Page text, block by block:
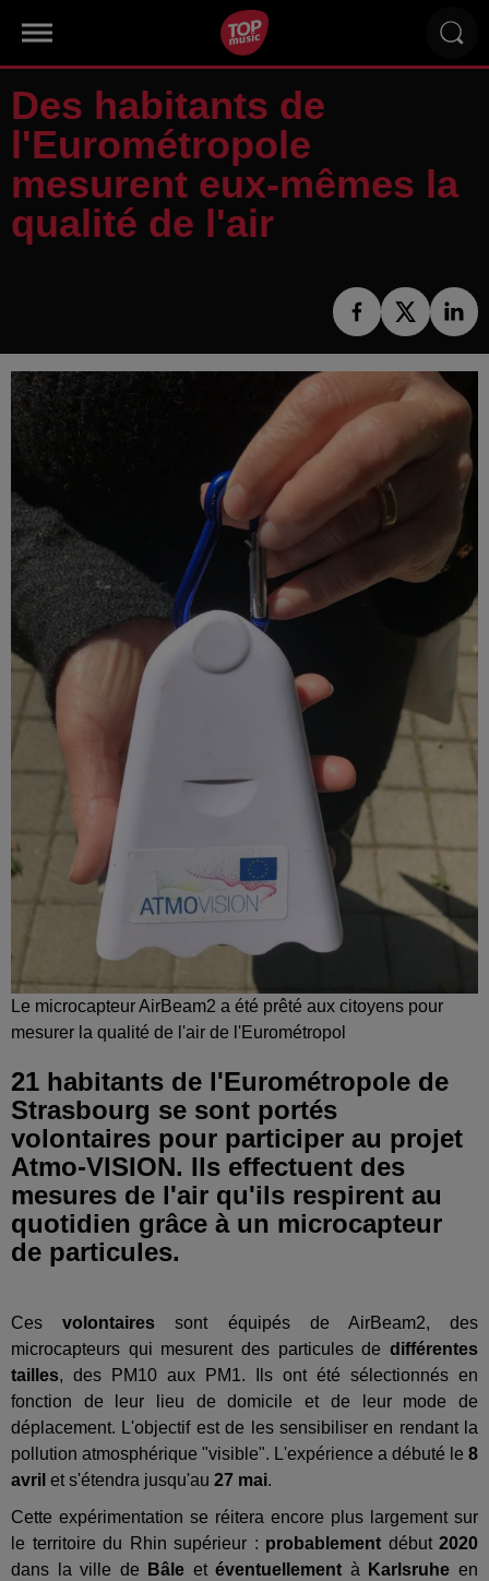
Des habitants de
l'Eurométropole
mesurent eux-mêmes la
qualité de l'air
Le microcapteur AirBeam2 a été prêté aux citoyens pour
mesurer la qualité de l'air de l'Eurométropol
21 habitants de l'Eurométropole de
Strasbourg se sont portés
volontaires pour participer au projet
Atmo-VISION. Ils effectuent des
mesures de l'air qu'ils respirent au
quotidien grâce à un microcapteur
de particules.
Cesvolontaires sont équipés de AirBeam2, des
microcapteurs qui mesurent des particules de différentes
tailles, des PM10 aux PM1. Ils ont été sélectionnés en
fonction de leur lieu de domicile et de leur mode de
déplacement. L'objectif est de les sensibiliser en rendant la
pollution atmosphérique "visible". L'expérience a débuté le 8
avril et s'étendra jusqu'au 27 mai.
Cette expérimentation se réitera encore plus largement sur
le territoire du Rhin supérieur : probablement début 2020
dans la ville de
Bâle etéventuellement à Karlsruhe en